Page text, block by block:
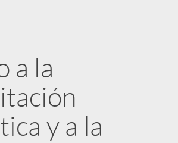
a la
y a la